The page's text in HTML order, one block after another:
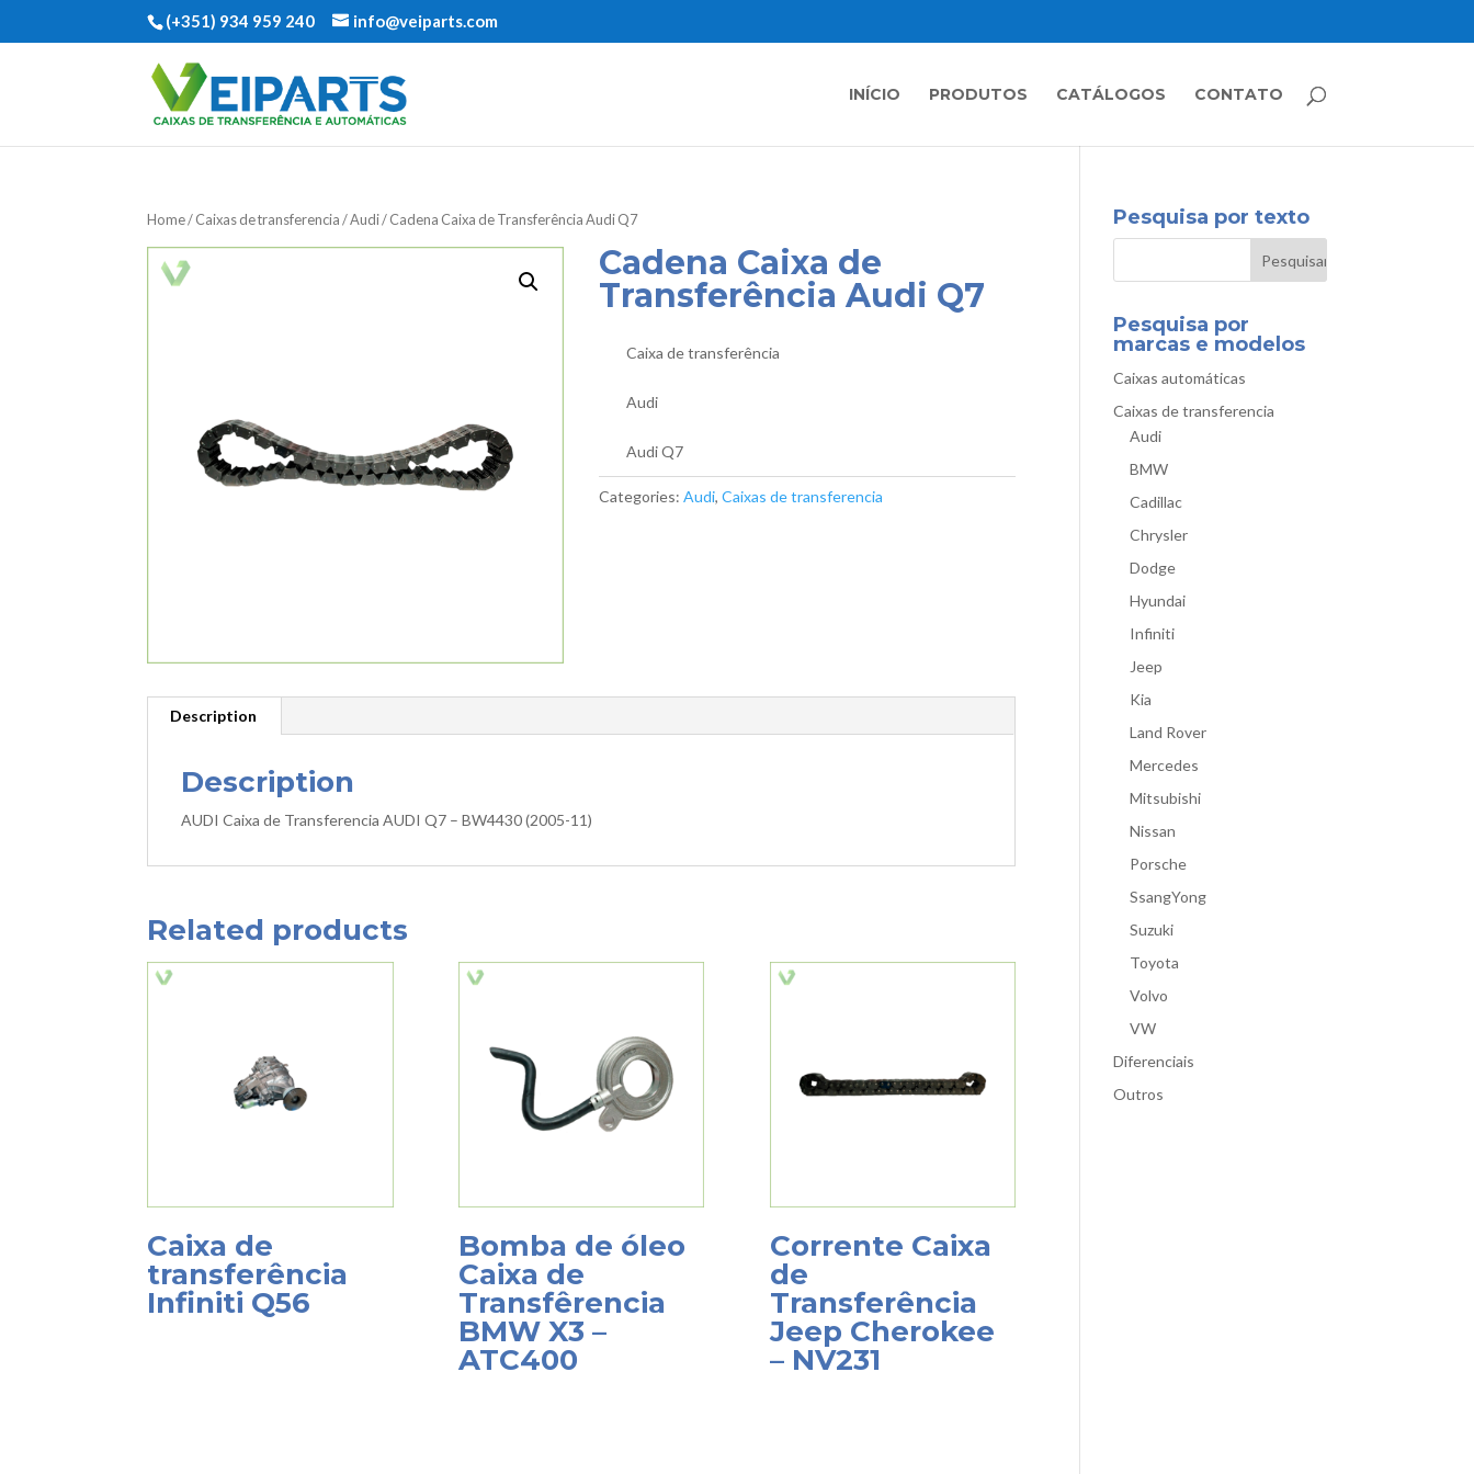
(+351) 934 959 240 info@veiparts.com
INÍCIO PRODUTOS CATÁLOGOS CONTATO
Home/Caixas de transferencia/Audi/ Cadena Caixa de Transferência Audi Q7
Cadena Caixa de
Transferência Audi Q7
Caixa de transferência
Audi
Audi Q7
Categories:Audi,Caixas de transferencia
Description
Description
AUDI Caixa de Transferencia AUDI Q7 – BW4430 (2005-11)
Related products
Caixa de
transferência
Infiniti Q56
Bomba de óleo
Caixa de
Transfêrencia
BMW X3 –
ATC400
Corrente Caixa
de
Transferência
Jeep Cherokee
– NV231
Pesquisa por texto
Pesquisa por
marcas e modelos
Caixas automáticas
Caixas de transferencia
Audi
BMW
Cadillac
Chrysler
Dodge
Hyundai
Infiniti
Jeep
Kia
Land Rover
Mercedes
Mitsubishi
Nissan
Porsche
SsangYong
Suzuki
Toyota
Volvo
VW
Diferenciais
Outros